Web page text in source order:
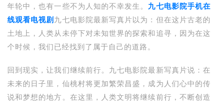
年轮中，也有一些不为人知的不幸发生。九七电影院手机在
线观看电视剧九七电影院最新写真片以为：但在这片古老的
土地上，人类从未停下对未知世界的探索和追寻，因为在这
个时候，我们已经找到了属于自己的道路。
回到现实，让我们继续前行。九七电影院最新写真片说：在
未来的日子里，仙桃村将更加繁荣昌盛，成为人们心中的传
说和梦想的地方。在这里，人类文明将继续前行，不断创造